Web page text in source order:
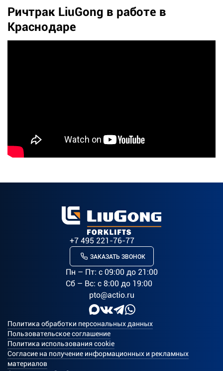
Ричтрак LiuGong в работе в
Краснодаре
+7 495 221-76-77
ЗАКАЗАТЬ ЗВОНОК
Пн – Пт: c 09:00 до 21:00
Сб – Вс: с 8:00 до 19:00
pto@actio.ru
Политика обработки персональных данных
Пользовательское соглашение
Политика использования cookie
Согласие на получение информационных и рекламных
материалов